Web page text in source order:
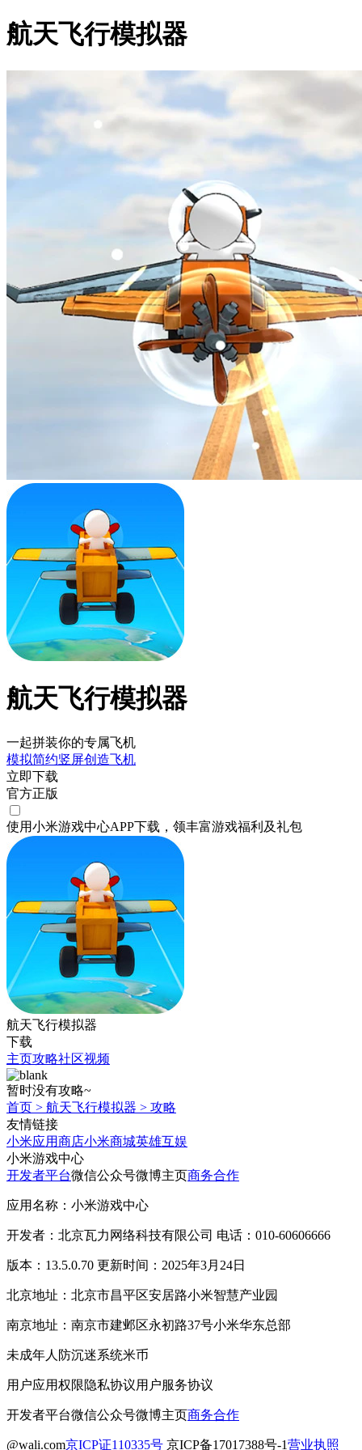
航天飞行模拟器
航天飞行模拟器
一起拼装你的专属飞机
模拟简约竖屏创造飞机
立即下载
官方正版
使用小米游戏中心APP下载 ，领丰富游戏福利 及礼包
航天飞行模拟器
下载
主页攻略社区视频
暂时没有攻略~
首页 > 航天飞行模拟器 > 攻略
友情链接
小米应用商店小米商城英雄互娱
小米游戏中心
开发者平台微信公众号微博主页商务合作
应用名称：小米游戏中心
开发者：北京瓦力网络科技有限公司 电话：010-60606666
版本：13.5.0.70 更新时间：2025年3月24日
北京地址：北京市昌平区安居路小米智慧产业园
南京地址：南京市建邺区永初路37号小米华东总部
未成年人防沉迷系统米币
用户应用权限隐私协议用户服务协议
开发者平台微信公众号微博主页商务合作
@wali.com京ICP证110335号 京ICP备17017388号-1营业执照